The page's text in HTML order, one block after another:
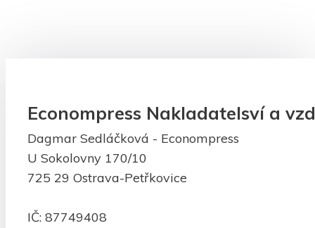
Econompress Nakladatelsví a
Dagmar Sedláčková - Econompress
U Sokolovny 170/10
725 29 Ostrava-Petřkovice
IČ: 87749408